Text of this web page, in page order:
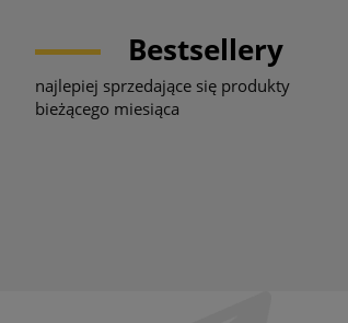
Bestsellery
najlepiej sprzedające się produkty
bieżącego miesiąca